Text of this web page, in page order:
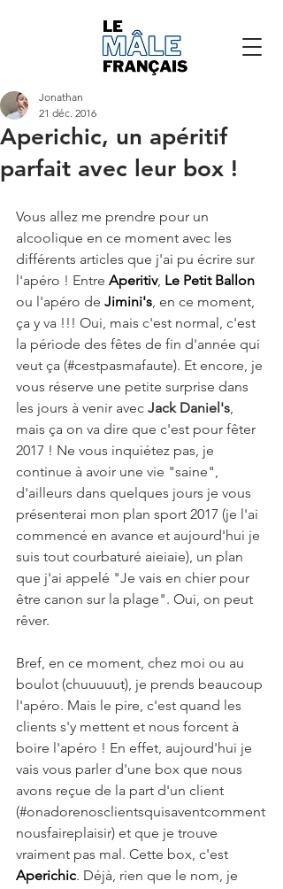
Aperichic, un apéritif
parfait avec leur box !
Jonathan
21 déc. 2016
Vous allez me prendre pour un
alcoolique en ce moment avec les
différents articles que j'ai pu écrire sur
l'apéro ! Entre Aperitiv, Le Petit Ballon
ou l'apéro de Jimini's, en ce moment,
ça y va !!! Oui, mais c'est normal, c'est
la période des fêtes de fin d'année qui
veut ça (#cestpasmafaute). Et encore, je
vous réserve une petite surprise dans
les jours à venir avec Jack Daniel's,
mais ça on va dire que c'est pour fêter
2017 ! Ne vous inquiétez pas, je
continue à avoir une vie "saine",
d'ailleurs dans quelques jours je vous
présenterai mon plan sport 2017 (je l'ai
commencé en avance et aujourd'hui je
suis tout courbaturé aieiaie), un plan
que j'ai appelé "Je vais en chier pour
être canon sur la plage". Oui, on peut
rêver.
Bref, en ce moment, chez moi ou au
boulot (chuuuuut), je prends beaucoup
l'apéro. Mais le pire, c'est quand les
clients s'y mettent et nous forcent à
boire l'apéro ! En effet, aujourd'hui je
vais vous parler d'une box que nous
avons reçue de la part d'un client
(#onadorenosclientsquisaventcomment
nousfaireplaisir) et que je trouve
vraiment pas mal. Cette box, c'est
Aperichic. Déjà, rien que le nom, je